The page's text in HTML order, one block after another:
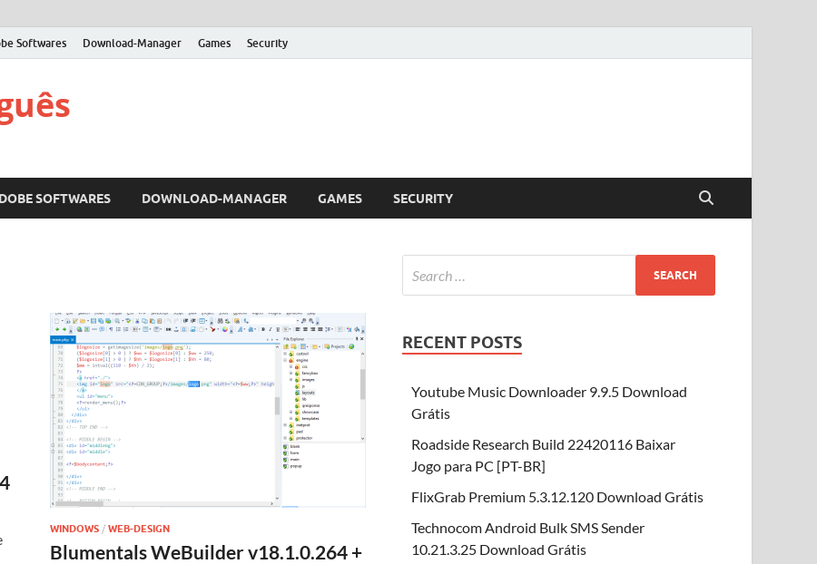
Softwares Download-Manager Games Security
SOFTWARES DOWNLOAD-MANAGER GAMES SECURITY
WINDOWS / WEB-DESIGN
Blumentals WeBuilder v18.1.0.264 +
RECENT POSTS
Youtube Music Downloader 9.9.5 Download
Grátis
Roadside Research Build 22420116 Baixar
Jogo para PC [PT-BR]
FlixGrab Premium 5.3.12.120 Download Grátis
Technocom Android Bulk SMS Sender
10.21.3.25 Download Grátis